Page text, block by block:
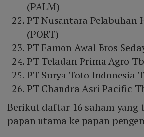
(PALM)
PT Nusantara Pelabuhan
(PORT)
PT Famon Awal Bros
PT Teladan Prima Agro
PT Surya Toto Indonesia
PT Chandra Asri Pacific
Berikut daftar 16 saham yang
papan utama ke papan